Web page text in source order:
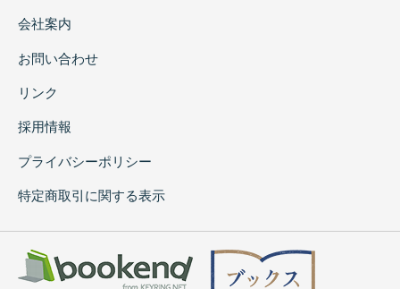
会社案内
お問い合わせ
リンク
採用情報
プライバシーポリシー
特定商取引に関する表示